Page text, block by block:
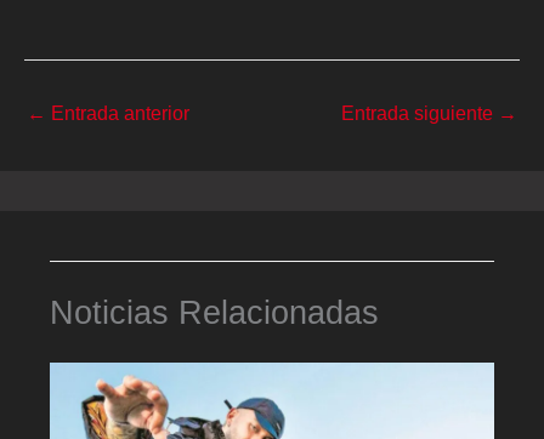
← Entrada anterior Entrada siguiente →
Noticias Relacionadas